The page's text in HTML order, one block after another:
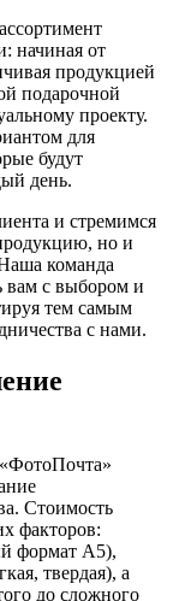
начиная от
продукцией
подарочной
проекту.
для
будут
день.
и стремимся
но и
команда
вам с выбором и
тем самым
с нами.
Стоимость
факторов:
формат А5),
твердая), а
до сложного